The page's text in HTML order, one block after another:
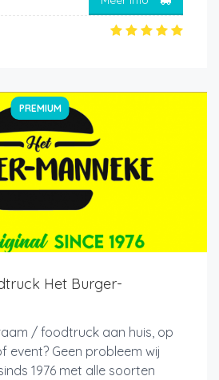
PREMIUM
Het Burger-
/ foodtruck aan huis, op
event? Geen probleem wij
1976 met alle soorten